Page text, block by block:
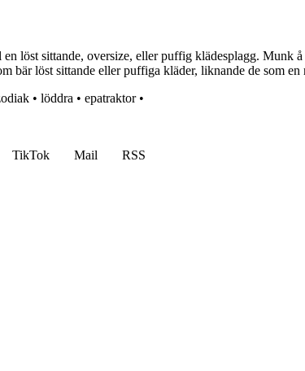
löst sittande, oversize, eller puffig klädesplagg. Munk
bär löst sittande eller puffiga kläder, liknande de som
• löddra • epatraktor•
TikTok Mail
RSS